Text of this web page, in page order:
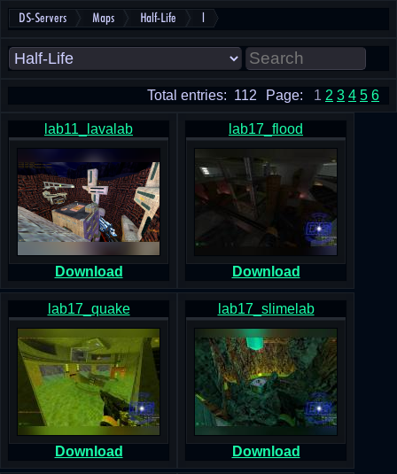
DS-Servers Maps Half-Life
Page: 1 2 3 4 5 6
Total entries: 112
lab11_lavalab
Download
lab17_flood
Download
lab17_quake
Download
lab17_slimelab
Download